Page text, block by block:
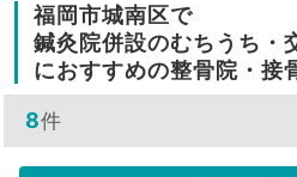
福岡市城南区で
鍼灸院併設のむちうち・
におすすめの整骨院・接
8件